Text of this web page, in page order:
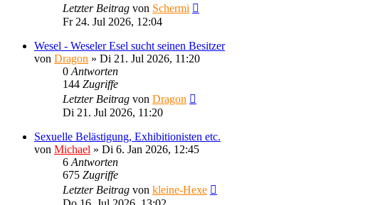
Letzter Beitrag von Schermi
Fr 24. Jul 2026, 12:04
Wesel - Weseler Esel sucht seinen Besitzer
von Dragon » Di 21. Jul 2026, 11:20
0 Antworten
144 Zugriffe
Letzter Beitrag von Dragon
Di 21. Jul 2026, 11:20
Sexuelle Belästigung, Exhibitionisten etc.
von Michael » Di 6. Jan 2026, 12:45
6 Antworten
675 Zugriffe
Letzter Beitrag von kleine-Hexe